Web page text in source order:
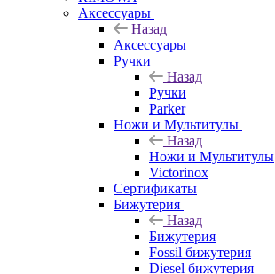
Аксессуары
Назад
Аксессуары
Ручки
Назад
Ручки
Parker
Ножи и Мультитулы
Назад
Ножи и Мультитулы
Victorinox
Сертификаты
Бижутерия
Назад
Бижутерия
Fossil бижутерия
Diesel бижутерия